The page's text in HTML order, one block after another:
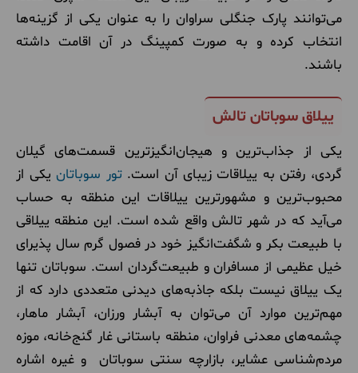
می‌توانند پارک جنگلی سراوان را به عنوان یکی از گزینه‌ها
انتخاب کرده و به صورت کمپینگ در آن اقامت داشته
باشند.
ییلاق سوباتان تالش
یکی از جذاب‌ترین و هیجان‌انگیزترین قسمت‌های گیلان
گردی، رفتن به ییلاقات زیبای آن است.تور سوباتان یکی از
محبوب‌ترین و مشهورترین ییلاقات این منطقه به حساب
می‌آید که در شهر تالش واقع شده است. این منطقه ییلاقی
با طبیعت بکر و شگفت‌انگیز خود در فصول گرم سال پذیرای
خیل عظیمی از مسافران و طبیعت‌گردان است. سوباتان تنها
یک ییلاق نیست بلکه جاذبه‌های دیدنی متعددی دارد که از
مهم‌ترین موارد آن می‌توان به آبشار ورزان، آبشار ماهار،
چشمه‌های معدنی فراوان، منطقه باستانی غار گنج‌خانه، موزه
مردم‌شناسی عشایر، بازارچه سنتی سوباتان و غیره اشاره